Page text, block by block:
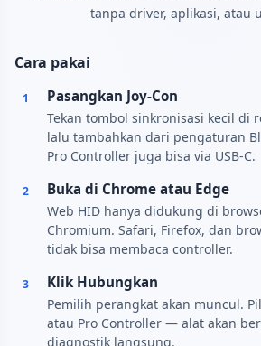
tanpa driver, aplikasi, atau
Cara pakai
1 Pasangkan Joy-Con
Tekan tombol sinkronisasi kecil di
lalu tambahkan dari pengaturan
Pro Controller juga bisa via USB-C.
2 Buka di Chrome atau Edge
Web HID hanya didukung di
Chromium. Safari, Firefox, dan
tidak bisa membaca controller.
3 Klik Hubungkan
Pemilih perangkat akan muncul.
atau Pro Controller — alat akan
diagnostik langsung.